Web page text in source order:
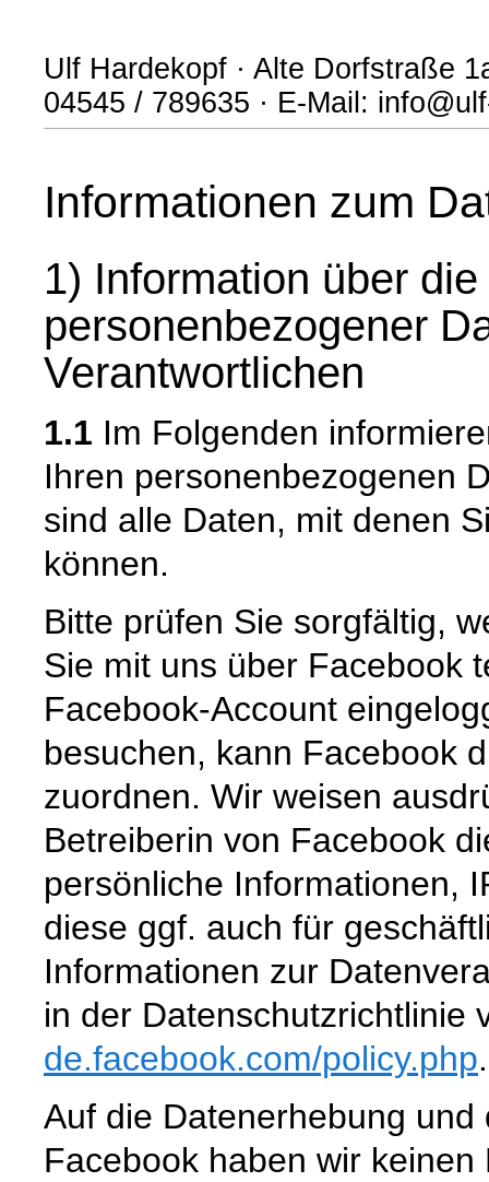
Ulf Hardekopf · Alte Dorfstraße
04545 / 789635 · E-Mail:
Informationen zum
1) Information über
personenbezogener
Verantwortlichen
1.1 Im Folgenden
Ihren personenbezogenen
sind alle Daten, mit denen
können.
Bitte prüfen Sie sorgfältig,
Sie mit uns über Facebook
Facebook-Account
besuchen, kann Facebook
zuordnen. Wir weisen
Betreiberin von Facebook
persönliche Informationen,
diese ggf. auch für
Informationen zur
in der Datenschutzrichtlinie
de.facebook.com/policy.php.
Auf die Datenerhebung
Facebook haben wir